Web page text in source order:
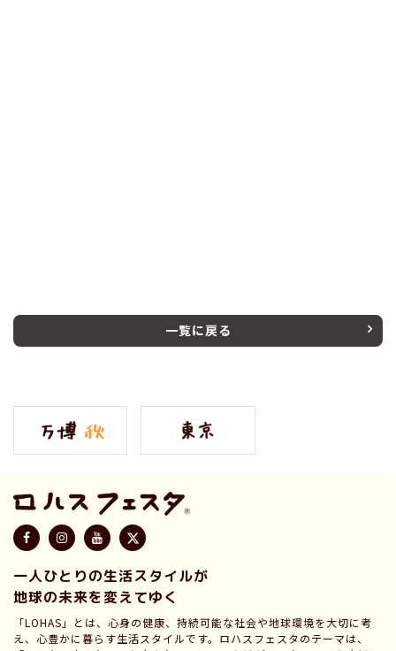
一覧に戻る
一人ひとりの生活スタイルが
地球の未来を変えてゆく
「LOHAS」とは、心身の健康、持続可能な社会や地球環境を大切に考
え、心豊かに暮らす生活スタイルです。ロハスフェスタのテーマは、